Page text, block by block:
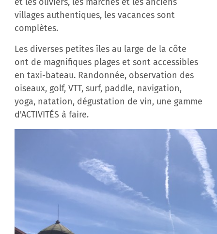
villages authentiques, les vacances sont
complètes.
Les diverses petites îles au large de la côte
ont de magnifiques plages et sont accessibles
en taxi-bateau. Randonnée, observation des
oiseaux, golf, VTT, surf, paddle, navigation,
yoga, natation, dégustation de vin, une gamme
d'ACTIVITÉS à faire.